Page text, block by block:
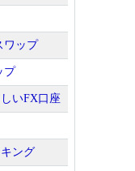
ワップ
プ
いFX口座
ング